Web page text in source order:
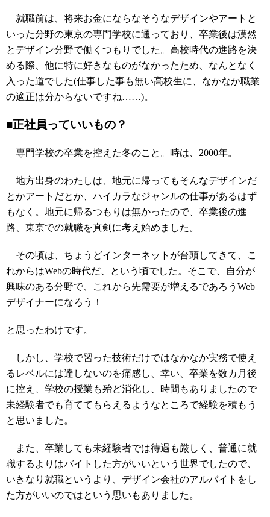
就職前は、将来お金にならなそうなデザインやアートと
いった分野の東京の専門学校に通っており、卒業後は漠然
とデザイン分野で働くつもりでした。高校時代の進路を決
める際、他に特に好きなものがなかったため、なんとなく
入った道でした(仕事した事も無い高校生に、なかなか職業
の適正は分からないですね……)。
■正社員っていいもの？
専門学校の卒業を控えた冬のこと。時は、2000年。
地方出身のわたしは、地元に帰ってもそんなデザインだ
とかアートだとか、ハイカラなジャンルの仕事があるはず
もなく。地元に帰るつもりは無かったので、卒業後の進
路、東京での就職を真剣に考え始めました。
その頃は、ちょうどインターネットが台頭してきて、こ
れからはWebの時代だ、という頃でした。そこで、自分が
興味のある分野で、これから先需要が増えるであろうWeb
デザイナーになろう！
と思ったわけです。
しかし、学校で習った技術だけではなかなか実務で使え
るレベルには達しないのを痛感し、幸い、卒業を数カ月後
に控え、学校の授業も殆ど消化し、時間もありましたので
未経験者でも育ててもらえるようなところで経験を積もう
と思いました。
また、卒業しても未経験者では待遇も厳しく、普通に就
職するよりはバイトした方がいいという世界でしたので、
いきなり就職というより、デザイン会社のアルバイトをし
た方がいいのではという思いもありました。